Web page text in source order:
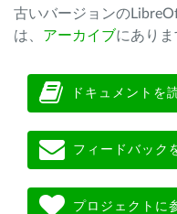
古いバージョンの
は、 アーカイブにありま
ドキュメントを
フィードバック
プロジェクトに